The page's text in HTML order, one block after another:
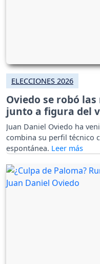
ELECCIONES 2026
Oviedo se robó
junto a figura del
Juan Daniel Oviedo ha
combina su perfil técnico
espontánea.